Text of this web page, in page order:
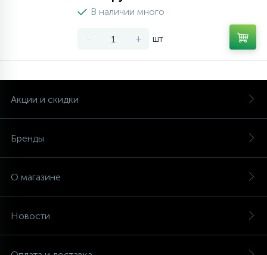
В наличии много
- + шт
Акции и скидки
Бренды
О магазине
Новости